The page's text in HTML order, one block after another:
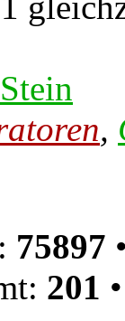
,
75897
201